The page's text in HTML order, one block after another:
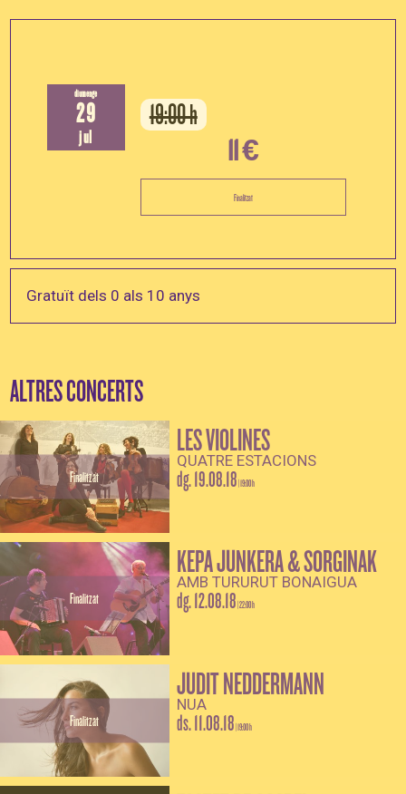
diumenge
29
jul
19:00 h
11 €
Finalitzat
Gratuït dels 0 als 10 anys
ALTRES CONCERTS
Finalitzat
LES VIOLINES
QUATRE ESTACIONS
dg. 19.08.18 19:00 h
Finalitzat
KEPA JUNKERA & SORGINAK
AMB TURURUT BONAIGUA
dg. 12.08.18 22:00 h
Finalitzat
JUDIT NEDDERMANN
NUA
ds. 11.08.18 19:00 h